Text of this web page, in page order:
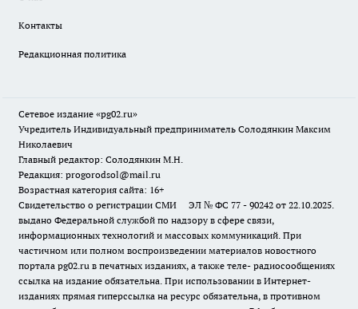
Контакты
Редакционная политика
Сетевое издание «pg02.ru»
Учредитель Индивидуальный предприниматель Солодянкин Максим
Николаевич
Главный редактор: Солодянкин М.Н.
Редакция: progorodsol@mail.ru
Возрастная категория сайта: 16+
Свидетельство о регистрации СМИ ЭЛ № ФС 77 - 90242 от 22.10.2025.
выдано Федеральной службой по надзору в сфере связи,
информационных технологий и массовых коммуникаций. При
частичном или полном воспроизведении материалов новостного
портала pg02.ru в печатных изданиях, а также теле- радиосообщениях
ссылка на издание обязательна. При использовании в Интернет-
изданиях прямая гиперссылка на ресурс обязательна, в противном